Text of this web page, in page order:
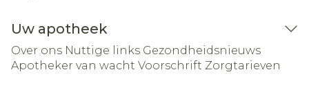
Uw apotheek
Over ons Nuttige links Gezondheidsnieuws
Apotheker van wacht Voorschrift Zorgtarieven